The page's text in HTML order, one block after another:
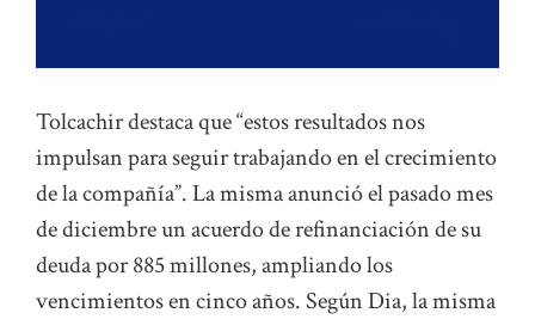
Tolcachir destaca que “estos resultados nos
impulsan para seguir trabajando en el crecimiento
de la compañía”. La misma anunció el pasado mes
de diciembre un acuerdo de refinanciación de su
deuda por 885 millones, ampliando los
vencimientos en cinco años. Según Dia, la misma